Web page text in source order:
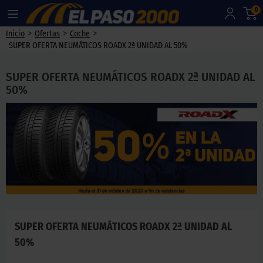
0
Inicio > Ofertas > Coche >
SUPER OFERTA NEUMÁTICOS ROADX 2ª UNIDAD AL 50%
SUPER OFERTA NEUMÁTICOS ROADX 2ª UNIDAD AL
50%
SUPER OFERTA NEUMÁTICOS ROADX 2ª UNIDAD AL
50%